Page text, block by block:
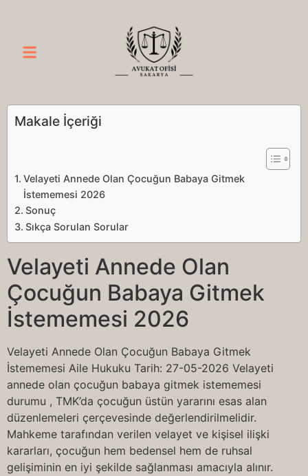
Makale İçeriği
Velayeti Annede Olan Çocuğun Babaya Gitmek
İstememesi 2026
Sonuç
Sıkça Sorulan Sorular
Velayeti Annede Olan
Çocuğun Babaya Gitmek
İstememesi 2026
Velayeti Annede Olan Çocuğun Babaya Gitmek
İstememesi Aile Hukuku Tarih: 27-05-2026 Velayeti
annede olan çocuğun babaya gitmek istememesi
durumu , TMK’da çocuğun üstün yararını esas alan
düzenlemeleri çerçevesinde değerlendirilmelidir.
Mahkeme tarafından verilen velayet ve kişisel ilişki
kararları, çocuğun hem bedensel hem de ruhsal
gelişiminin en iyi şekilde sağlanması amacıyla alınır.